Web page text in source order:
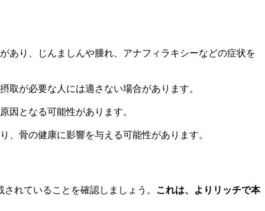
あり、じんましんや腫れ、アナフィラキシーなどの症状を
が必要な人には適さない場合があります。
因となる可能性があります。
骨の健康に影響を与える可能性があります。
れていることを確認しましょう。 これは、よりリッチで本